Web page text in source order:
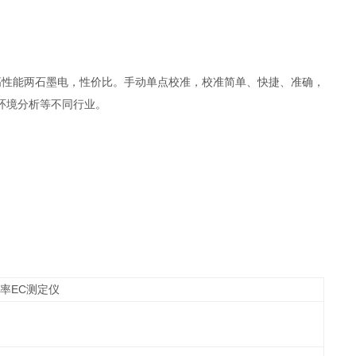
能两石墨电，性价比。手动单点校准，校准简单、快捷、准确，
分析等不同行业。
EC测定仪